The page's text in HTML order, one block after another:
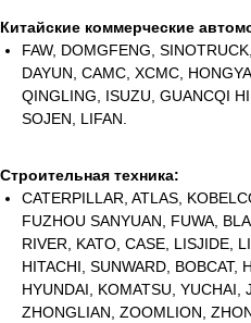
Китайские коммерческие
FAW, DOMGFENG,
DAYUN, CAMC, XCMC,
QINGLING, ISUZU, GUANCQI
SOJEN, LIFAN.
Строительная техника:
CATERPILLAR, ATLAS,
FUZHOU SANYUAN, FUWA,
RIVER, KATO, CASE, LISJIDE,
HITACHI, SUNWARD, BOBCAT,
HYUNDAI, KOMATSU, YUCHAI,
ZHONGLIAN, ZOOMLION,